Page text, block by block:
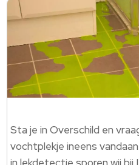
Sta je in Overschild en
vochtplekje ineens